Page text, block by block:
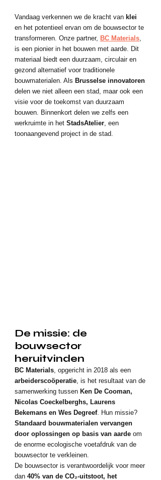
Vandaag verkennen we de kracht van klei
en het potentieel ervan om de bouwsector te
transformeren. Onze partner, BC Materials,
is een pionier in het bouwen met aarde. Dit
materiaal biedt een duurzaam, circulair en
gezond alternatief voor traditionele
bouwmaterialen. Als Brusselse innovatoren
delen we niet alleen een stad, maar ook een
visie voor de toekomst van duurzaam
bouwen. Binnenkort delen we zelfs een
werkruimte in het StadsAtelier, een
toonaangevend project in de stad.
De missie: de
bouwsector
heruitvinden
BC Materials, opgericht in 2018 als een
arbeiderscoöperatie, is het resultaat van de
samenwerking tussen Ken De Cooman,
Nicolas Coeckelberghs, Laurens
Bekemans en Wes Degreef. Hun missie?
Standaard bouwmaterialen vervangen
door oplossingen op basis van aarde om
de enorme ecologische voetafdruk van de
bouwsector te verkleinen.
De bouwsector is verantwoordelijk voor meer
dan 40% van de CO₂-uitstoot, het